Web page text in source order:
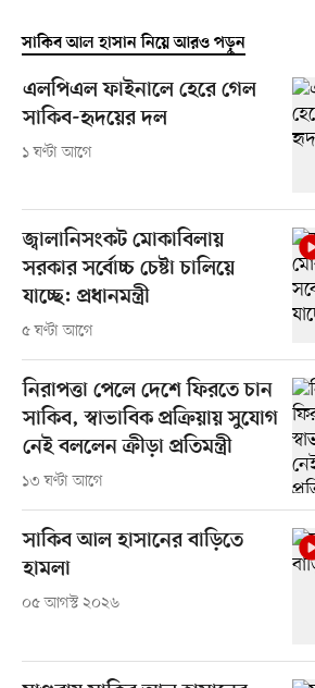
সাকিব আল হাসান নিয়ে আরও পড়ুন
এলপিএল ফাইনালে হেরে গেল
সাকিব-হৃদয়ের দল
১ ঘণ্টা আগে
জ্বালানিসংকট মোকাবিলায়
সরকার সর্বোচ্চ চেষ্টা চালিয়ে
যাচ্ছে: প্রধানমন্ত্রী
৫ ঘণ্টা আগে
নিরাপত্তা পেলে দেশে ফিরতে চান
সাকিব, স্বাভাবিক প্রক্রিয়ায় সুযোগ
নেই বললেন ক্রীড়া প্রতিমন্ত্রী
১৩ ঘণ্টা আগে
সাকিব আল হাসানের বাড়িতে
হামলা
০৫ আগস্ট ২০২৬